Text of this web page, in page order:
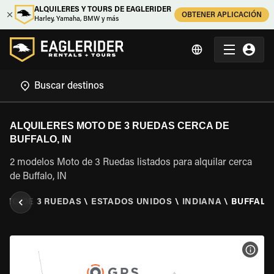
ALQUILERES Y TOURS DE EAGLERIDER
Harley, Yamaha, BMW y más
OBTENER APLICACIÓN
ALQUILERES MOTO DE 3 RUEDAS CERCA DE
BUFFALO, IN
2 modelos Moto de 3 Ruedas listados para alquilar cerca
de Buffalo, IN
DE 3 RUEDAS \ ESTADOS UNIDOS \ INDIANA \
VER